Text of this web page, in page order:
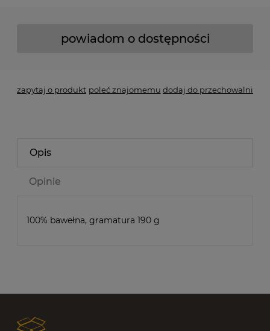
powiadom o dostępności
zapytaj o produkt poleć znajomemu dodaj do przechowalni
Opis
Opinie
100% bawełna, gramatura 190 g